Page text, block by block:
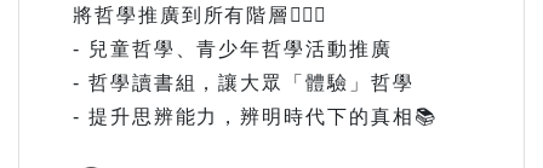
將哲學推廣到所有階層💁🏽‍♂️
- 兒童哲學、青少年哲學活動推廣
- 哲學讀書組，讓大眾「體驗」哲學
- 提升思辨能力，辨明時代下的真相📚